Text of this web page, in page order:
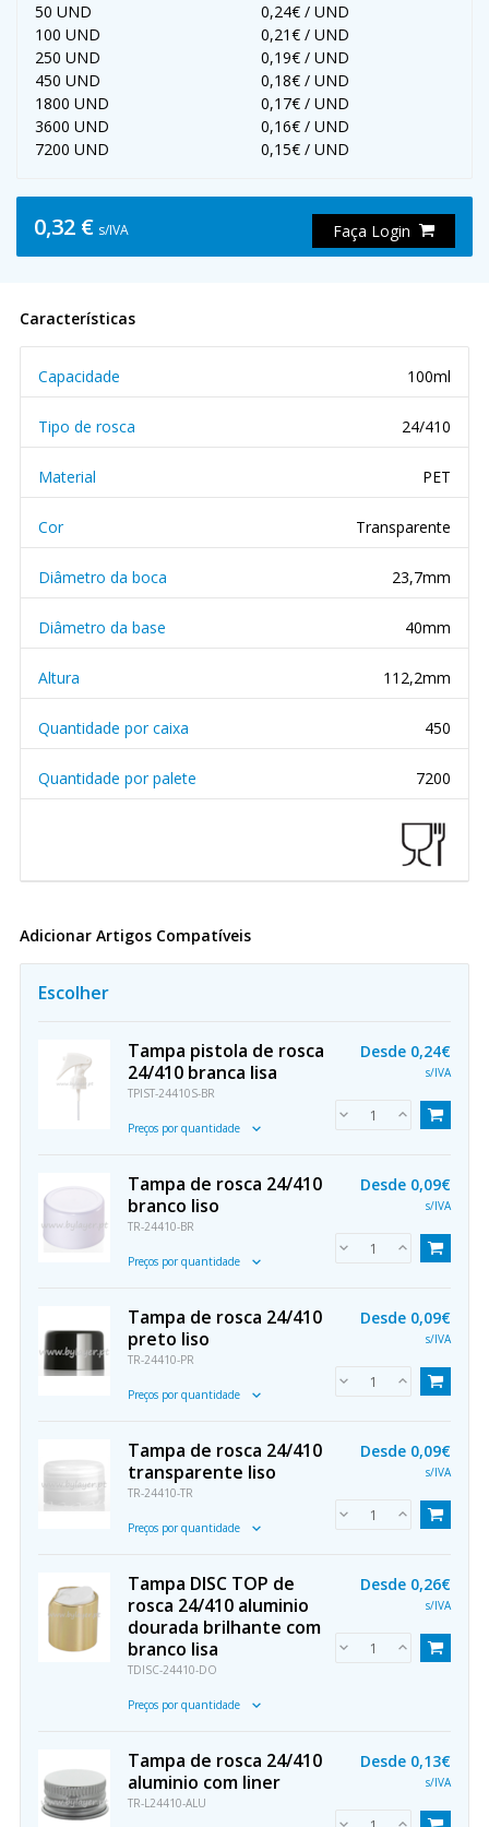
50 UND
0,24€ / UND
100 UND
0,21€ / UND
250 UND
0,19€ / UND
450 UND
0,18€ / UND
1800 UND
0,17€ / UND
3600 UND
0,16€ / UND
7200 UND
0,15€ / UND
0,32 € s/IVA Faça Login
Características
Capacidade 100ml
Tipo de rosca 24/410
Material PET
Cor Transparente
Diâmetro da boca 23,7mm
Diâmetro da base 40mm
Altura 112,2mm
Quantidade por caixa 450
Quantidade por palete 7200
Adicionar Artigos Compatíveis
Escolher
Tampa pistola de rosca
24/410 branca lisa
TPIST-24410S-BR
Preços por quantidade
Desde 0,24€
s/IVA
Tampa de rosca 24/410
branco liso
TR-24410-BR
Preços por quantidade
Desde 0,09€
s/IVA
Tampa de rosca 24/410
preto liso
TR-24410-PR
Preços por quantidade
Desde 0,09€
s/IVA
Tampa de rosca 24/410
transparente liso
TR-24410-TR
Preços por quantidade
Desde 0,09€
s/IVA
Tampa DISC TOP de
rosca 24/410 aluminio
dourada brilhante com
branco lisa
TDISC-24410-DO
Preços por quantidade
Desde 0,26€
s/IVA
Tampa de rosca 24/410
aluminio com liner
TR-L24410-ALU
Desde 0,13€
s/IVA